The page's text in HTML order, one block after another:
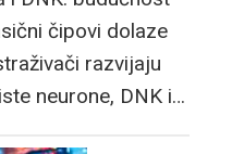
čipovi dolaze
razvijaju
neurone, DNK i…